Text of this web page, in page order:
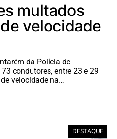
multados
velocidade
da Polícia de
condutores, entre 23 e 29
velocidade na…
DESTAQUE